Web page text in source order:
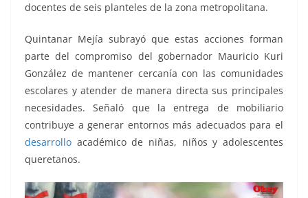
docentes de seis planteles de la zona metropolitana.
Quintanar Mejía subrayó que estas acciones forman
parte del compromiso del gobernador Mauricio Kuri
González de mantener cercanía con las comunidades
escolares y atender de manera directa sus principales
necesidades. Señaló que la entrega de mobiliario
contribuye a generar entornos más adecuados para el
desarrollo académico de niñas, niños y adolescentes
queretanos.